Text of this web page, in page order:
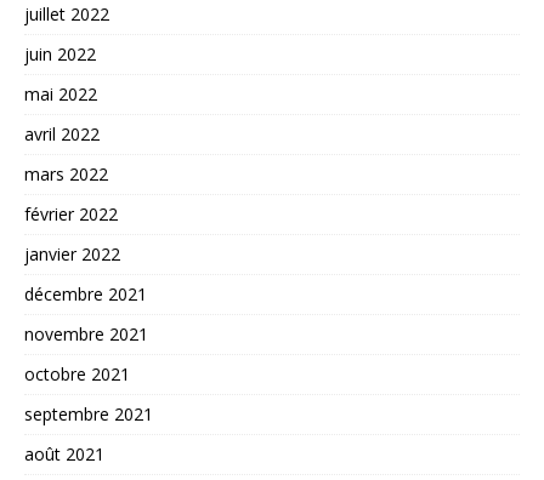
juillet 2022
juin 2022
mai 2022
avril 2022
mars 2022
février 2022
janvier 2022
décembre 2021
novembre 2021
octobre 2021
septembre 2021
août 2021